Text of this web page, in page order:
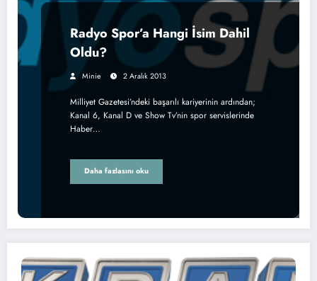
Radyo Spor’a Hangi İsim Dahil
Oldu?
Minie 2 Aralık 2013
Milliyet Gazetesi’ndeki başarılı kariyerinin ardından;
Kanal 6, Kanal D ve Show Tv’nin spor servislerinde
Haber…
Daha fazlasını oku